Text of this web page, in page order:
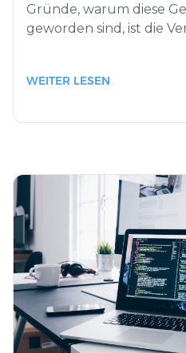
Gründe, warum diese
geworden sind, ist die
WEITER LESEN